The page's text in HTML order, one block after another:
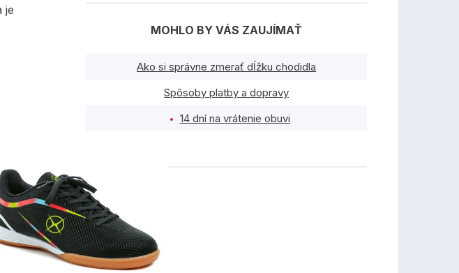
je
MOHLO BY VÁS ZAUJÍMAŤ
Ako si správne zmerať dĺžku chodidla
Spôsoby platby a dopravy
14 dní na vrátenie obuvi
PRODUKTY